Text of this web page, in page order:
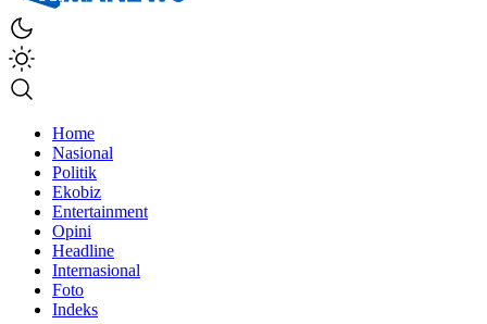
Home
Nasional
Politik
Ekobiz
Entertainment
Opini
Headline
Internasional
Foto
Indeks